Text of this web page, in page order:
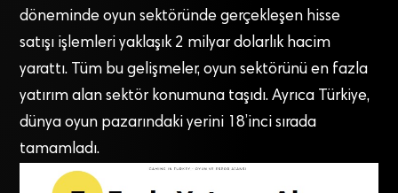
döneminde oyun sektöründe gerçekleşen hisse
satışı işlemleri yaklaşık 2 milyar dolarlık hacim
yarattı. Tüm bu gelişmeler, oyun sektörünü en fazla
yatırım alan sektör konumuna taşıdı. Ayrıca Türkiye,
dünya oyun pazarındaki yerini 18’inci sırada
tamamladı.